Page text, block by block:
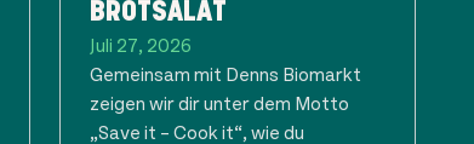
BROTSALAT
Juli 27, 2026
Gemeinsam mit Denns Biomarkt
zeigen wir dir unter dem Motto
„Save it – Cook it“, wie du